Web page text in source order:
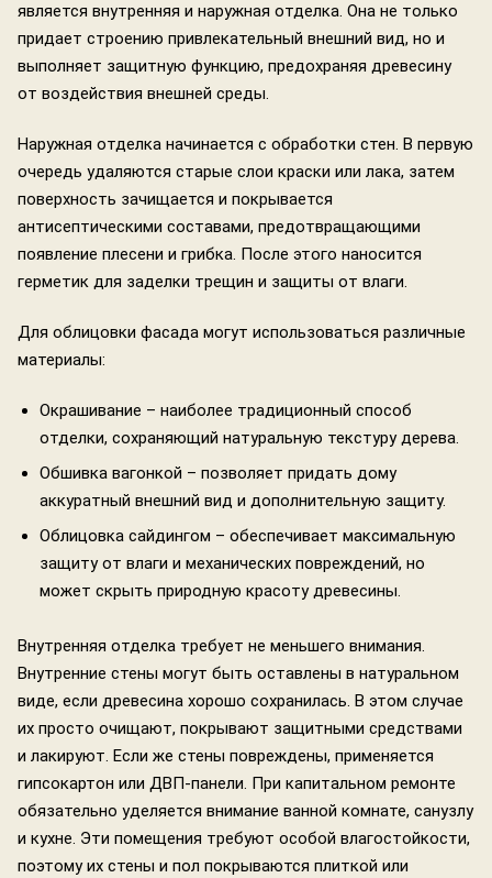
является внутренняя и наружная отделка. Она не только
придает строению привлекательный внешний вид, но и
выполняет защитную функцию, предохраняя древесину
от воздействия внешней среды.
Наружная отделка начинается с обработки стен. В первую
очередь удаляются старые слои краски или лака, затем
поверхность зачищается и покрывается
антисептическими составами, предотвращающими
появление плесени и грибка. После этого наносится
герметик для заделки трещин и защиты от влаги.
Для облицовки фасада могут использоваться различные
материалы:
Окрашивание – наиболее традиционный способ
отделки, сохраняющий натуральную текстуру дерева.
Обшивка вагонкой – позволяет придать дому
аккуратный внешний вид и дополнительную защиту.
Облицовка сайдингом – обеспечивает максимальную
защиту от влаги и механических повреждений, но
может скрыть природную красоту древесины.
Внутренняя отделка требует не меньшего внимания.
Внутренние стены могут быть оставлены в натуральном
виде, если древесина хорошо сохранилась. В этом случае
их просто очищают, покрывают защитными средствами
и лакируют. Если же стены повреждены, применяется
гипсокартон или ДВП-панели. При капитальном ремонте
обязательно уделяется внимание ванной комнате, санузлу
и кухне. Эти помещения требуют особой влагостойкости,
поэтому их стены и пол покрываются плиткой или